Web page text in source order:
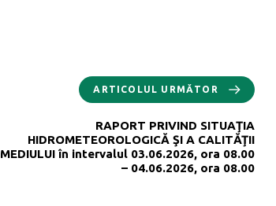
ARTICOLUL URMĂTOR
RAPORT PRIVIND SITUAŢIA
HIDROMETEOROLOGICĂ ŞI A CALITĂŢII
MEDIULUI în intervalul 03.06.2026, ora 08.00
– 04.06.2026, ora 08.00